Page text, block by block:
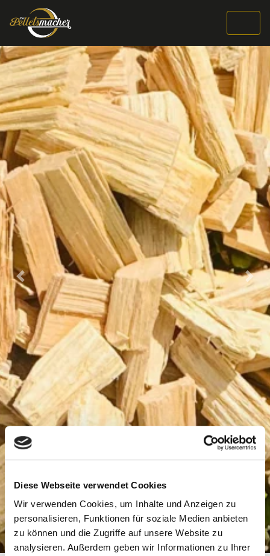
Diese Webseite verwendet Cookies
Wir verwenden Cookies, um Inhalte und Anzeigen zu
personalisieren, Funktionen für soziale Medien anbieten
zu können und die Zugriffe auf unsere Website zu
analysieren. Außerdem geben wir Informationen zu Ihrer
Previous Next